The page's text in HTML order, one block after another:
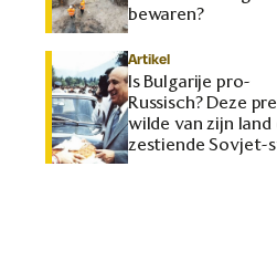
bewaren?
Artikel
Is Bulgarije pro-
Russisch? Deze
wilde van zijn land
zestiende Sovjet-
maken